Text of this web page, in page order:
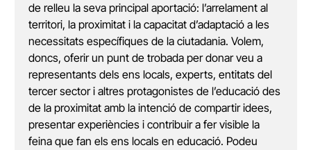
de relleu la seva principal aportació: l’arrelament al
territori, la proximitat i la capacitat d’adaptació a les
necessitats específiques de la ciutadania. Volem,
doncs, oferir un punt de trobada per donar veu a
representants dels ens locals, experts, entitats del
tercer sector i altres protagonistes de l’educació des
de la proximitat amb la intenció de compartir idees,
presentar experiències i contribuir a fer visible la
feina que fan els ens locals en educació. Podeu